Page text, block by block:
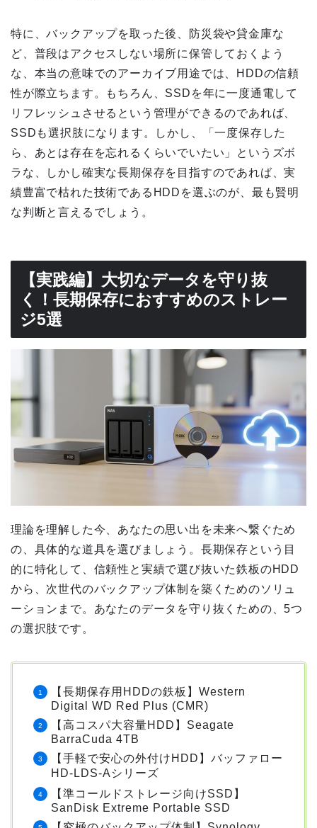
特に、バックアップを取った後、防災袋や貸金庫な
ど、普段はアクセスしない場所に保管しておくよう
な、本当の意味でのアーカイブ用途では、HDDの信頼
性が際立ちます。もちろん、SSDを年に一度通電して
リフレッシュさせるという管理ができるのであれば、
SSDも選択肢になります。しかし、「一度保存した
ら、あとは存在を忘れるくらいでいたい」というズボ
ラな、しかし確実な長期保存を目指すのであれば、実
績豊富で枯れた技術であるHDDを選ぶのが、最も賢明
な判断と言えるでしょう。
【実践編】大切なデータを守り抜
く！長期保存におすすめのストレー
ジ5選
理論を理解した今、あなたの思い出を未来へ繋ぐため
の、具体的な道具を選びましょう。長期保存という目
的に特化して、信頼性と実績で選び抜いた鉄板のHDD
から、次世代のバックアップ体制を築くためのソリュ
ーションまで。あなたのデータを守り抜くための、5つ
の選択肢です。
【長期保存用HDDの鉄板】Western
Digital WD Red Plus (CMR)
【高コスパ大容量HDD】Seagate
BarraCuda 4TB
【手軽で安心の外付けHDD】バッファロー
HD-LDS-Aシリーズ
【準コールドストレージ向けSSD】
SanDisk Extreme Portable SSD